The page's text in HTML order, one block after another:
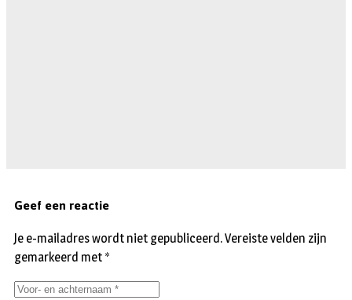
Geef een reactie
Je e-mailadres wordt niet gepubliceerd.Vereiste velden zijn
gemarkeerd met *